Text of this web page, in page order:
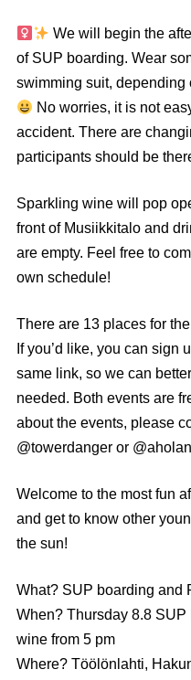
We will begin the
of SUP boarding. Wear
swimming suit,
No worries, it is not
accident. There are
participants should be
Sparkling wine will pop
front of Musiikkitalo and
are empty. Feel free to
own schedule!
There are 13 places for
If you’d like, you can sign
same link, so we can
needed. Both events are
about the events, please
@towerdanger or
Welcome to the most fun
and get to know other
the sun!
What? SUP boarding and
When? Thursday 8.8
wine from 5 pm
Where? Töölönlahti,